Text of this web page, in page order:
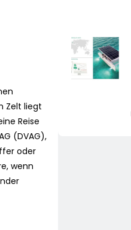
Zelt liegt
Reise
(DVAG),
oder
wenn